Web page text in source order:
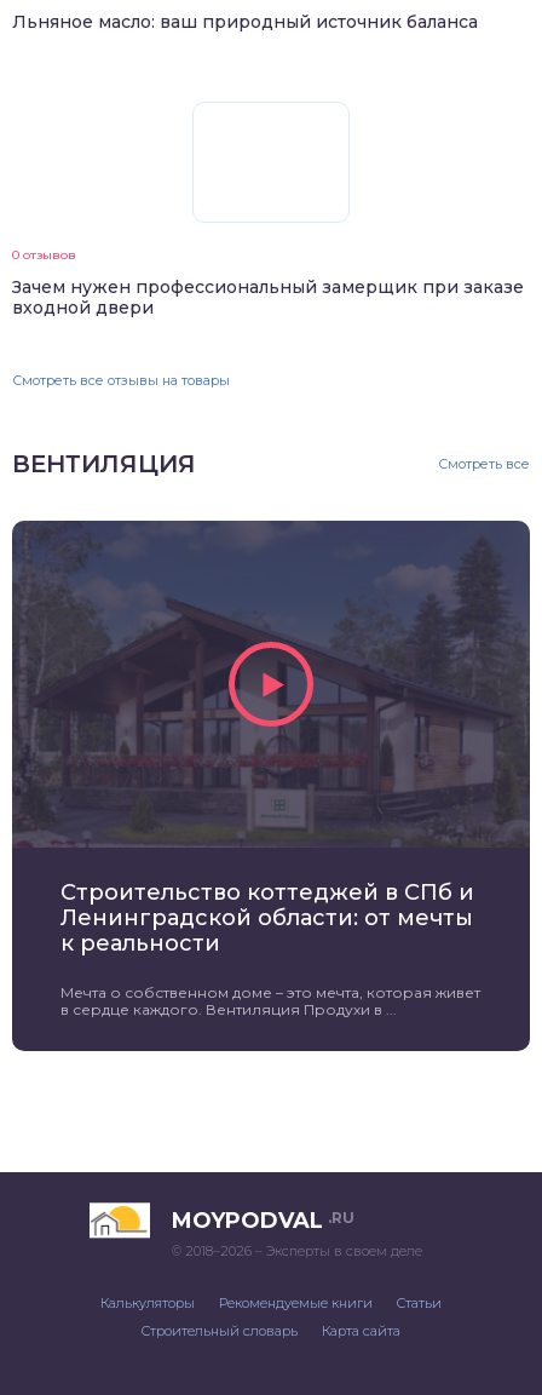
Льняное масло: ваш природный источник баланса
0 отзывов
Зачем нужен профессиональный замерщик при заказе
входной двери
Смотреть все отзывы на товары
ВЕНТИЛЯЦИЯ Смотреть все
Строительство коттеджей в СПб и
Ленинградской области: от мечты
к реальности
Мечта о собственном доме – это мечта, которая живет
в сердце каждого. Вентиляция Продухи в ...
MOYPODVAL .RU
© 2018–2026 – Эксперты в своем деле
Калькуляторы Рекомендуемые книги
Статьи
Строительный словарь
Карта сайта